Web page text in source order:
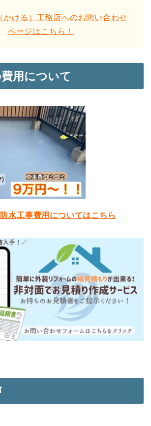
かける）工務店へのお問い合わせ
ページはこちら！
用について
水工事費用についてはこちら